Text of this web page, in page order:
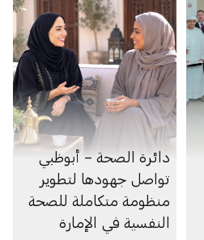
دائرة الصحة – أبوظبي
تواصل جهودها لتطوير
منظومة متكاملة للصحة
النفسية في الإمارة